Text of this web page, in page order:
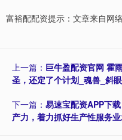
富裕配配资提示：文章来自网
上一篇： 巨牛盈配资官网 霍
圣，还定了个计划_魂兽_斜
下一篇： 易速宝配资APP下
产力，着力抓好生产性服务